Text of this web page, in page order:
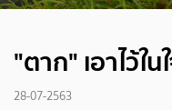
"ตาก" เอาไว้ใน
28-07-2563